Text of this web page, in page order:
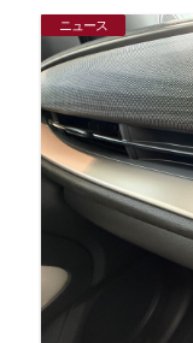
ニュース